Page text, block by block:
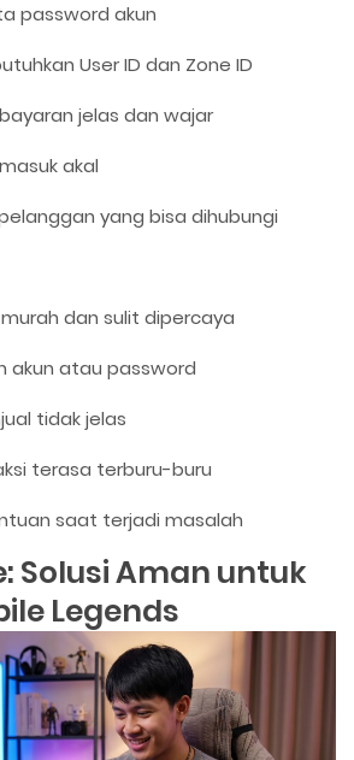
password akun
User ID dan Zone ID
jelas dan wajar
akal
yang bisa dihubungi
dan sulit dipercaya
akun atau password
tidak jelas
terasa terburu-buru
saat terjadi masalah
Solusi Aman untuk
Legends